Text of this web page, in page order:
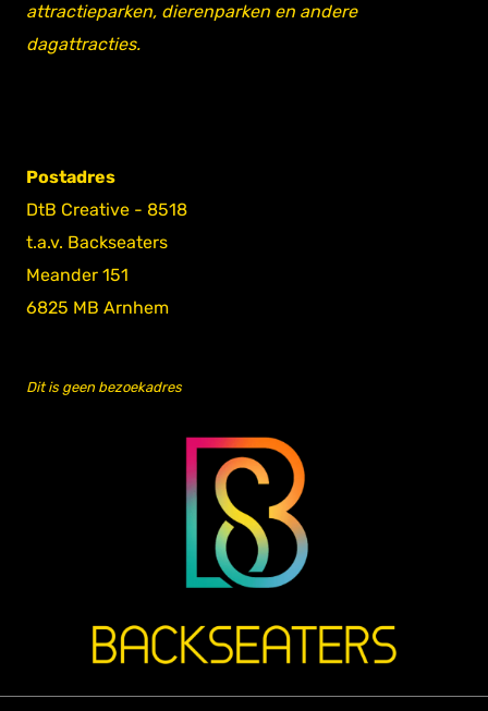
attractieparken, dierenparken en andere
dagattracties.
Postadres
DtB Creative - 8518
t.a.v. Backseaters
Meander 151
6825 MB Arnhem
Dit is geen bezoekadres